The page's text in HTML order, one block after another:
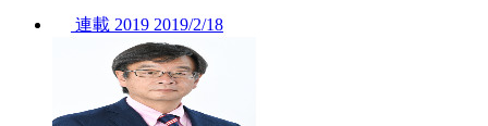
連載 2019 2019/2/18